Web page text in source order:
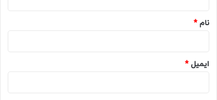
نام*
ایمیل*